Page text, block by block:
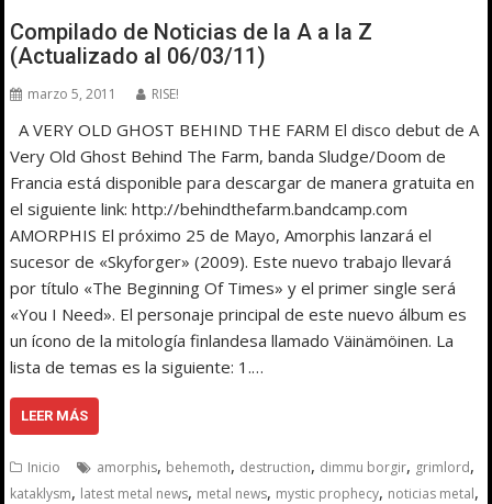
Compilado de Noticias de la A a la Z
(Actualizado al 06/03/11)
marzo 5, 2011 RISE!
A VERY OLD GHOST BEHIND THE FARM El disco debut de A
Very Old Ghost Behind The Farm, banda Sludge/Doom de
Francia está disponible para descargar de manera gratuita en
el siguiente link: http://behindthefarm.bandcamp.com
AMORPHIS El próximo 25 de Mayo, Amorphis lanzará el
sucesor de «Skyforger» (2009). Este nuevo trabajo llevará
por título «The Beginning Of Times» y el primer single será
«You I Need». El personaje principal de este nuevo álbum es
un ícono de la mitología finlandesa llamado Väinämöinen. La
lista de temas es la siguiente: 1.…
LEER MÁS
Inicio amorphis, behemoth, destruction, dimmu borgir, grimlord,
kataklysm, latest metal news, metal news, mystic prophecy, noticias metal,